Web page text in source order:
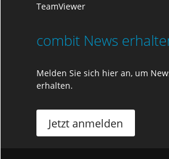
TeamViewer
combit News
Melden Sie sich hier an, um
erhalten.
Jetzt anmelden